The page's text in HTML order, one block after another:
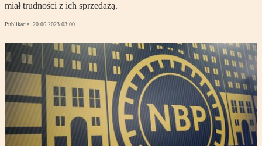
miał trudności z ich sprzedażą.
Publikacja: 20.06.2023 03:00